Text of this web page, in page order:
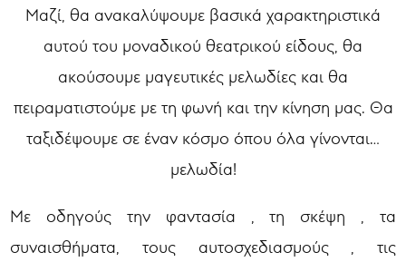
Μαζί, θα ανακαλύψουμε βασικά χαρακτηριστικά
αυτού του μοναδικού θεατρικού είδους, θα
ακούσουμε μαγευτικές μελωδίες και θα
πειραματιστούμε με τη φωνή και την κίνηση μας. Θα
ταξιδέψουμε σε έναν κόσμο όπου όλα γίνονται…
μελωδία!
Με οδηγούς την φαντασία , τη σκέψη , τα
συναισθήματα, τους αυτοσχεδιασμούς , τις